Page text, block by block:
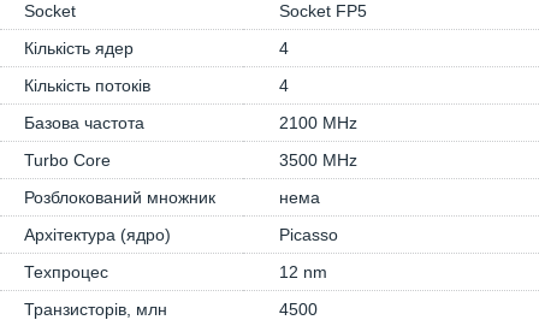
Socket
Socket FP5
Кількість ядер
4
Кількість потоків
4
Базова частота
2100 MHz
Turbo Core
3500 MHz
Розблокований множник
нема
Архітектура (ядро)
Picasso
Техпроцес
12 nm
Транзисторів, млн
4500